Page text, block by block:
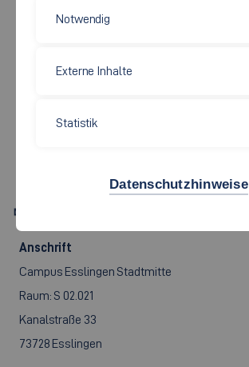
Mobilität und Technik
Anschrift
Campus Esslingen Stadtmitte
Raum: S 02.021
Kanalstraße 33
73728 Esslingen
Notwendig
Externe Inhalte
Statistik
Datenschutzhinweise